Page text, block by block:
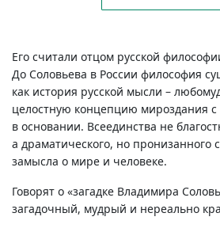
Его считали отцом русской
До Соловьева в России философия
как история русской мысли –
целостную концепцию мироздания с
в основании. Всеединства не
а драматического, но пронизанного
замысла о мире и человеке.
Говорят о «загадке Владимира
загадочный, мудрый и нереально